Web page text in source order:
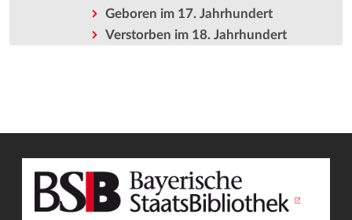
Geboren im 17. Jahrhundert
Verstorben im 18. Jahrhundert